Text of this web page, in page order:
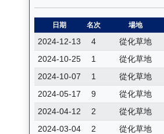
日期 名次 場地
2024-12-13 4 從化草地
2024-10-25
1 從化草地
2024-10-07
1 從化草地
2024-05-17
9 從化草地
2024-04-12
2 從化草地
2024-03-04
2 從化草地